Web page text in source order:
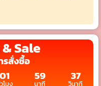
Sale
รสั่งซื้อ
โมง
59
นาที
35
วินาที